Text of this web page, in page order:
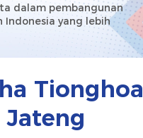
dalam pembangunan
Indonesia yang lebih
Tionghoa